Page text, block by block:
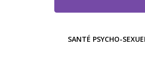
SANTÉ PSYCHO-